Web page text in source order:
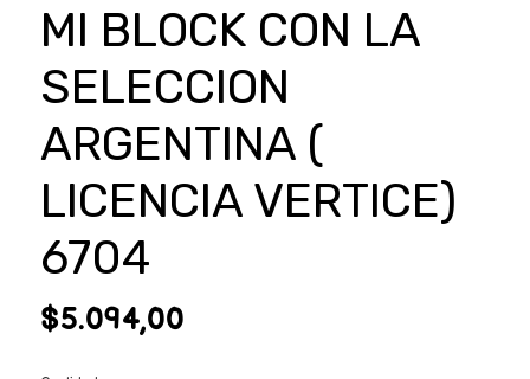
MI BLOCK CON LA
SELECCION
ARGENTINA (
LICENCIA VERTICE)
6704
$5.094,00